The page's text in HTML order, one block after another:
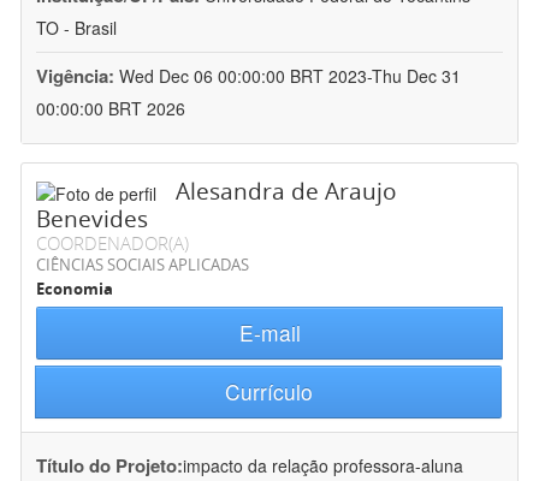
TO - Brasil
Vigência: Wed Dec 06 00:00:00 BRT 2023-Thu Dec 31
00:00:00 BRT 2026
Alesandra de Araujo
Benevides
COORDENADOR(A)
CIÊNCIAS SOCIAIS APLICADAS
Economia
E-mail
Currículo
Título do Projeto:impacto da relação professora-aluna